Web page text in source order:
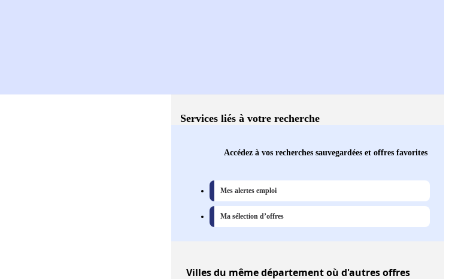
Services liés à votre recherche
Accédez à vos recherches sauvegardées et offres favorites
Mes alertes emploi
Ma sélection d’offres
Villesdu même département où d'autres offres